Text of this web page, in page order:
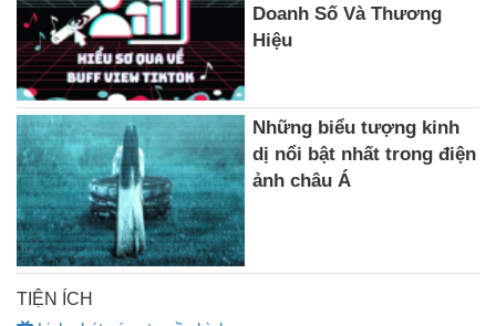
Doanh Số Và Thương
Hiệu
Những biểu tượng kinh
dị nổi bật nhất trong điện
ảnh châu Á
TIỆN ÍCH